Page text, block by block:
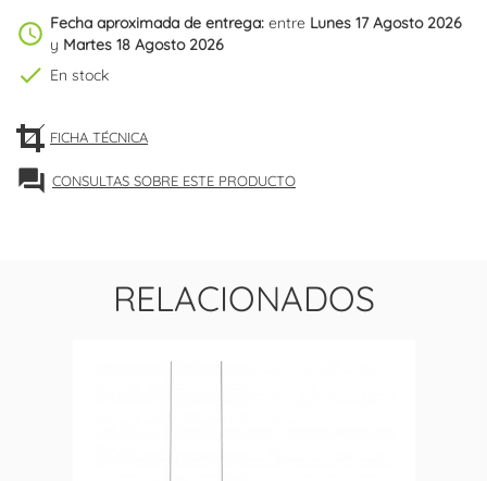
schedule Fecha aproximada de entrega: entre Lunes 17 Agosto 2026
y Martes 18 Agosto 2026
check En stock
FICHA TÉCNICA
forum CONSULTAS SOBRE ESTE PRODUCTO
RELACIONADOS